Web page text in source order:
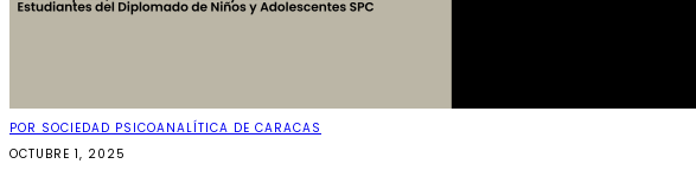
POR SOCIEDAD PSICOANALÍTICA DE CARACAS
OCTUBRE 1, 2025